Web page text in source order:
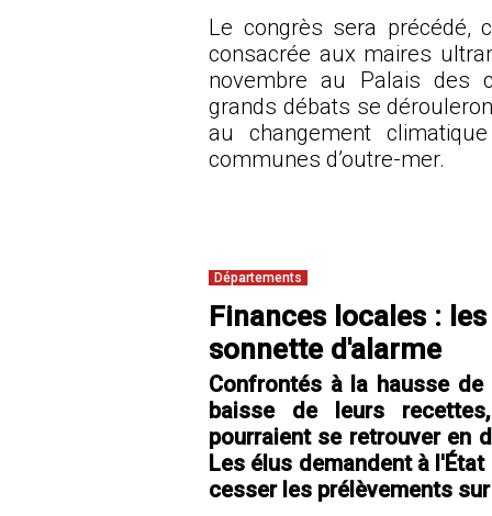
Le congrès sera précédé,
consacrée aux maires
novembre au Palais des
grands débats se
au changement
communes d’outre-mer.
Départements
Finances locales :
sonnette d'alarme
Confrontés à la hausse
baisse de leurs
pourraient se retrouver en
Les élus demandent à
cesser les prélèvements